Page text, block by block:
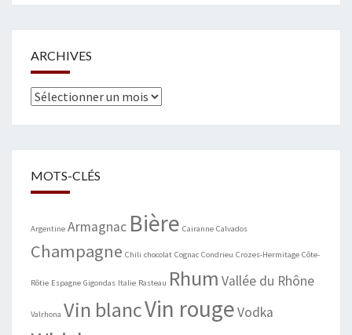
ARCHIVES
Archives
MOTS-CLÉS
Argentine Armagnac Bière Cairanne Calvados
Champagne Chili chocolat Cognac Condrieu Crozes-Hermitage Côte-
Rôtie Espagne Gigondas Italie Rasteau Rhum Vallée du Rhône
Valrhona Vin blancVin rougeVodka